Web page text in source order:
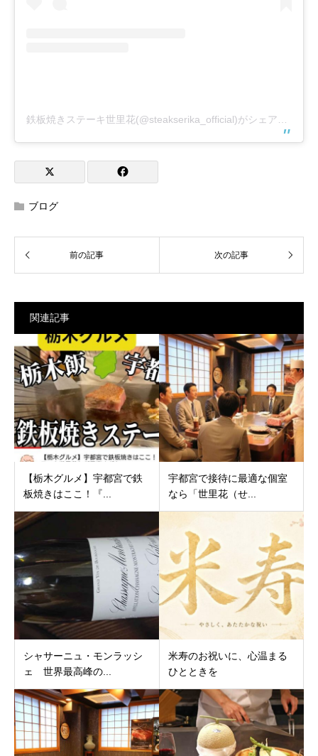
ブログ
関連記事
【栃木グルメ】宇都宮で鉄
板焼きはここ！『...
宇都宮で接待に最適な個室
なら「世里花（せ...
シャサーニュ・モンラッシ
ェ 世界最高峰の...
米寿のお祝いに、心温まる
ひとときを